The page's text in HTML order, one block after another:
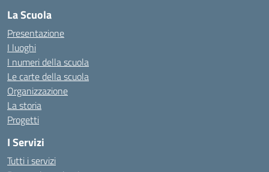
La Scuola
Presentazione
I luoghi
I numeri della scuola
Le carte della scuola
Organizzazione
La storia
Progetti
I Servizi
Tutti i servizi